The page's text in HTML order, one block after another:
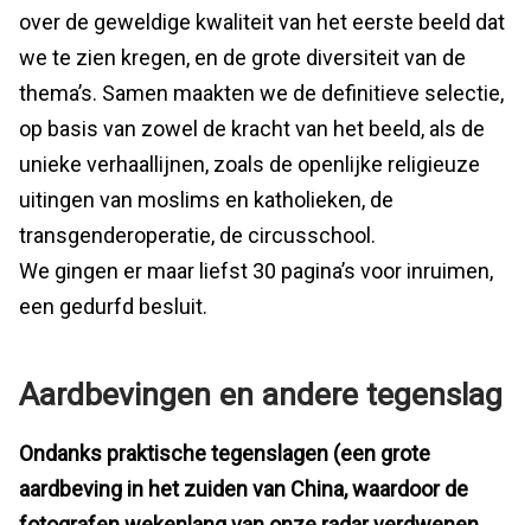
over de geweldige kwaliteit van het eerste beeld dat
we te zien kregen, en de grote diversiteit van de
thema’s. Samen maakten we de definitieve selectie,
op basis van zowel de kracht van het beeld, als de
unieke verhaallijnen, zoals de openlijke religieuze
uitingen van moslims en katholieken, de
transgenderoperatie, de circusschool.
We gingen er maar liefst 30 pagina’s voor inruimen,
een gedurfd besluit.
Aardbevingen en andere tegenslag
Ondanks praktische tegenslagen (een grote
aardbeving in het zuiden van China, waardoor de